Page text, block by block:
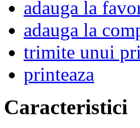
adauga la
adauga la
trimite unui
printeaza
Caracteristici